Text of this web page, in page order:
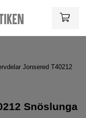
Jonsered T40212
Snöslunga